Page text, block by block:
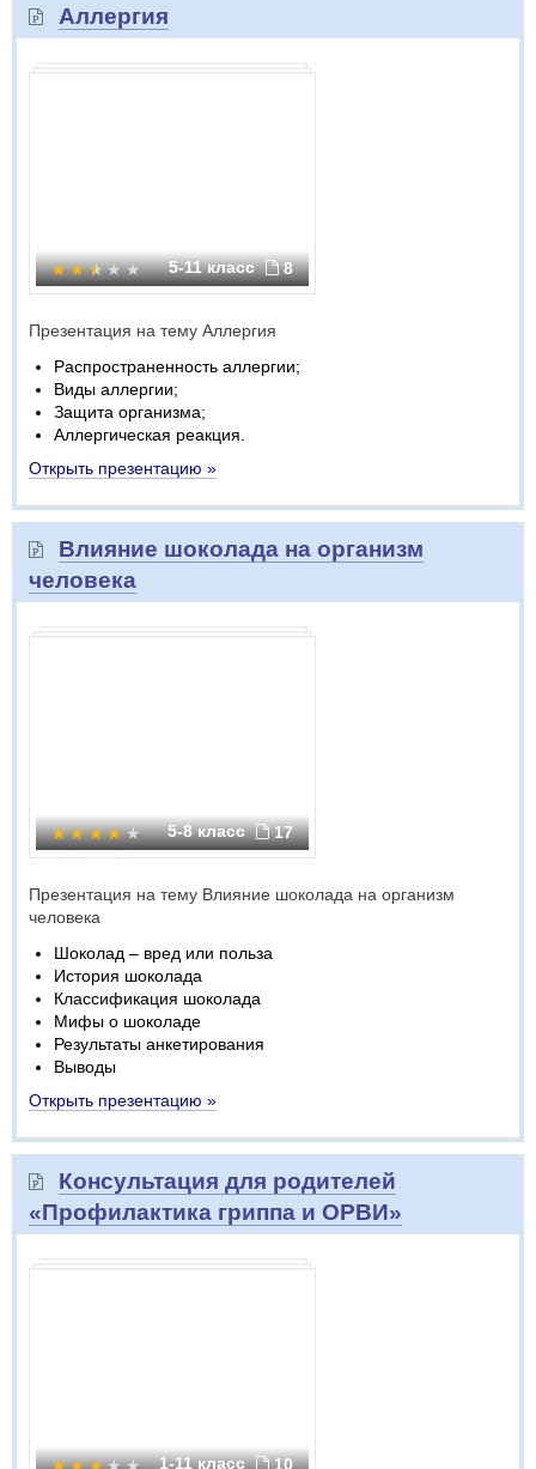
Аллергия
5-11 класс 8
Презентация на тему Аллергия
Распространенность аллергии;
Виды аллергии;
Защита организма;
Аллергическая реакция.
Открыть презентацию »
Влияние шоколада на организм
человека
5-8 класс 17
Презентация на тему Влияние шоколада на организм
человека
Шоколад – вред или польза
История шоколада
Классификация шоколада
Мифы о шоколаде
Результаты анкетирования
Выводы
Открыть презентацию »
Консультация для родителей
«Профилактика гриппа и ОРВИ»
1-11 класс 10